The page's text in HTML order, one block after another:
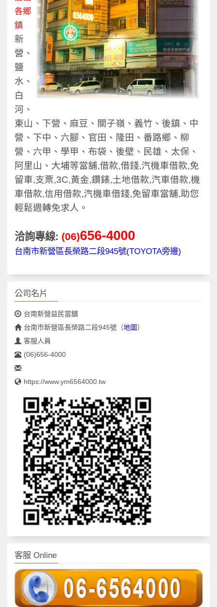
各鄉
鎮
新
營、
鹽
水、
白
河、
東山、下營、麻豆、關子嶺、義竹、後鎮、中
營、下中、六腳、官田、隆田、番路鄉、柳
營、六甲、學甲、布袋、後壁、民雄、太保、
阿里山、大埔等當舖,借款,借錢,汽機車借款,免
留車,支票,3C,黃金,鑽錶,土地借款,汽車借款,機
車借款,信用借款,汽機車借錢,免留車當舖,助您
輕鬆週轉免求人。
洽詢專線: (06)656-4000
台南市新營區長榮路二段945號(TOYOTA旁邊)
公司名片
台南新營益民當舖
台南市新營區長榮路二段945號 （地圖）
客服人員
(06)656-4000
https://www.ym6564000.tw
客服 Online